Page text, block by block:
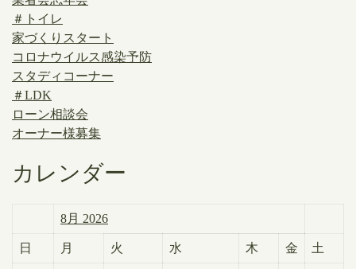
＃トイレ
家づくりスタート
コロナウイルス感染予防
スタディコーナー
＃LDK
ローン相談会
オーナー様募集
カレンダー
8月 2026
日 月 火 水 木 金 土